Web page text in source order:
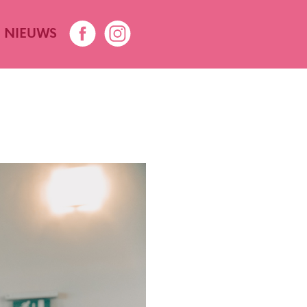
NIEUWS